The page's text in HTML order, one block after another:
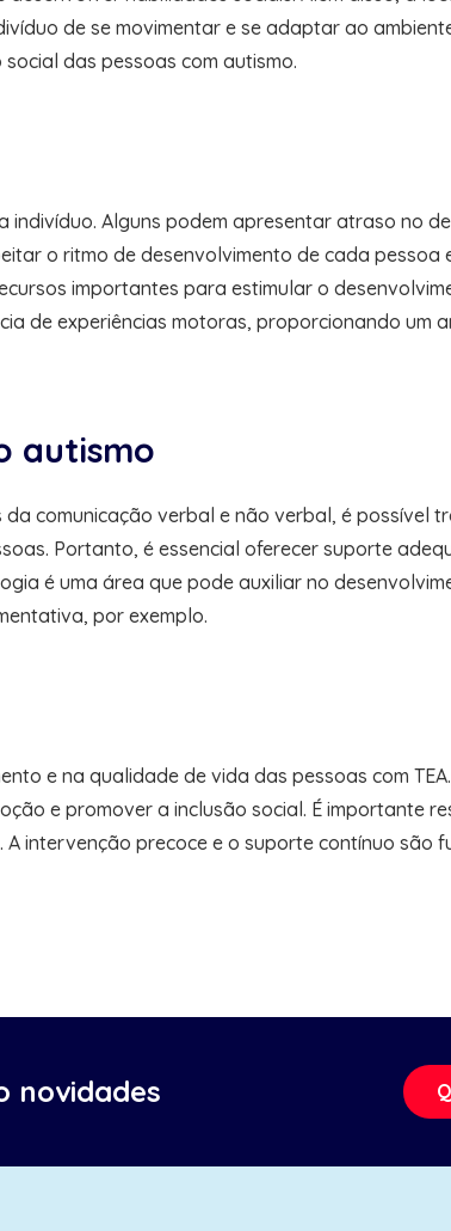
de se movimentar e se adaptar ao
das pessoas com autismo.
Alguns podem apresentar atraso no
o ritmo de desenvolvimento de cada
importantes para estimular o
de experiências motoras, proporcionando um
autismo
comunicação verbal e não verbal, é possível
Portanto, é essencial oferecer suporte
é uma área que pode auxiliar no
por exemplo.
e na qualidade de vida das pessoas com
e promover a inclusão social. É importante
intervenção precoce e o suporte contínuo são
novidades